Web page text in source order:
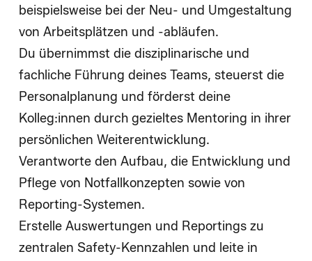
beispielsweise bei der Neu- und Umgestaltung
von Arbeitsplätzen und -abläufen.
Du übernimmst die disziplinarische und
fachliche Führung deines Teams, steuerst die
Personalplanung und förderst deine
Kolleg:innen durch gezieltes Mentoring in ihrer
persönlichen Weiterentwicklung.
Verantworte den Aufbau, die Entwicklung und
Pflege von Notfallkonzepten sowie von
Reporting-Systemen.
Erstelle Auswertungen und Reportings zu
zentralen Safety-Kennzahlen und leite in